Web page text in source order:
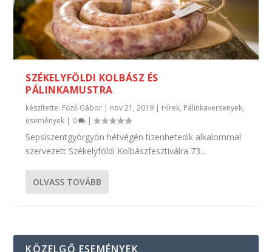
SZÉKELYFÖLDI KOLBÁSZ ÉS
PÁLINKAMUSTRA
készítette: Főző Gábor | nov 21, 2019 | Hírek, Pálinkaversenyek,
események | 0 |
Sepsiszentgyörgyön hétvégén tizenhetedik alkalommal
szervezett Székelyföldi Kolbászfesztiválra 73...
OLVASS TOVÁBB
KÖZELGŐ ESEMÉNYEK